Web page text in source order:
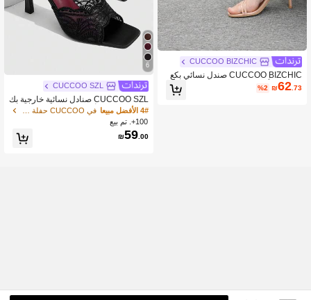
CUCCOO BIZCHIC
CUCCOO BIZCHIC صندل نسائي بكع
ب عالي بأصبع قدم مستدير بسيط وعادي
،كاجوال للاستخدام اليومي في الصيف
₪62.73
%2
6
CUCCOO SZL
CUCCOO SZL صنادل نسائية خارجية بك
عب عالي رفيع أسود مثير بمقدمة مربعة و
تطريز شبكي ومقدمة مفتوحة
4# الأفضل مبيعا
100+. تم بيع
₪59.00